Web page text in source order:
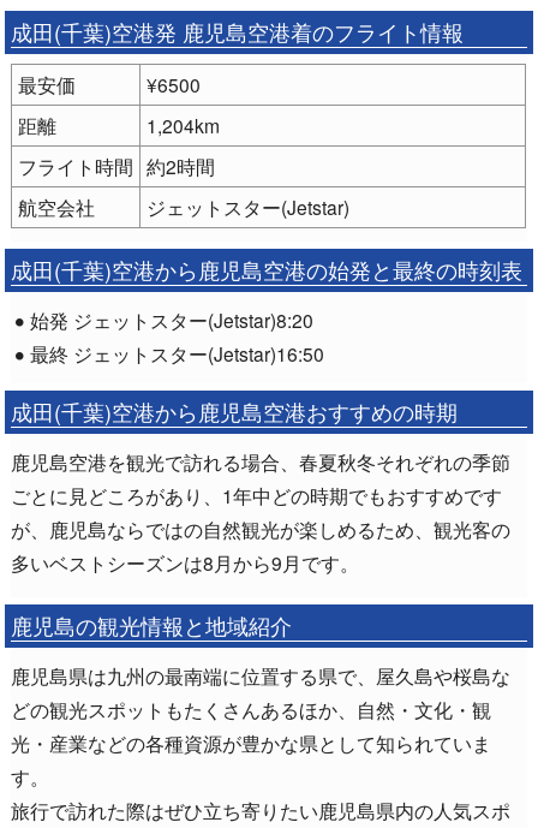
成田(千葉)空港発 鹿児島空港着のフライト情報
最安価
¥6500
距離
1,204km
フライト時間 約2時間
航空会社
ジェットスター(Jetstar)
成田(千葉)空港から鹿児島空港の始発と最終の時刻表
始発 ジェットスター(Jetstar)8:20
最終 ジェットスター(Jetstar)16:50
成田(千葉)空港から鹿児島空港おすすめの時期
鹿児島空港を観光で訪れる場合、春夏秋冬それぞれの季節
ごとに見どころがあり、1年中どの時期でもおすすめです
が、鹿児島ならではの自然観光が楽しめるため、観光客の
多いベストシーズンは8月から9月です。
鹿児島の観光情報と地域紹介
鹿児島県は九州の最南端に位置する県で、屋久島や桜島な
どの観光スポットもたくさんあるほか、自然・文化・観
光・産業などの各種資源が豊かな県として知られていま
す。
旅行で訪れた際はぜひ立ち寄りたい鹿児島県内の人気スポ